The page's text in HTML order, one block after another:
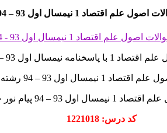
1 نیمسال اول 93 – 94 با پاسخنامه
اول 93 – 94 رشته حسابداری
اول 93 – 94 رشته حسابداری
– 94 پیام نور حسابداری
کد درس: 1221018